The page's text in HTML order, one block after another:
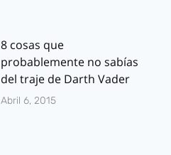
8 cosas que
probablemente no sabías
del traje de Darth Vader
Abril 6, 2015